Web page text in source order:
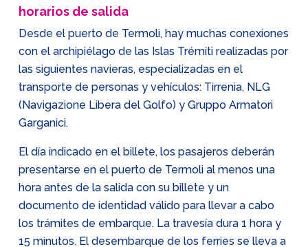
horarios de salida
Desde el puerto de Termoli, hay muchas conexiones
con el archipiélago de las Islas Trémiti realizadas por
las siguientes navieras, especializadas en el
transporte de personas y vehículos: Tirrenia, NLG
(Navigazione Libera del Golfo) y Gruppo Armatori
Garganici.
El día indicado en el billete, los pasajeros deberán
presentarse en el puerto de Termoli al menos una
hora antes de la salida con su billete y un
documento de identidad válido para llevar a cabo
los trámites de embarque. La travesía dura 1 hora y
15 minutos. El desembarque de los ferries se lleva a